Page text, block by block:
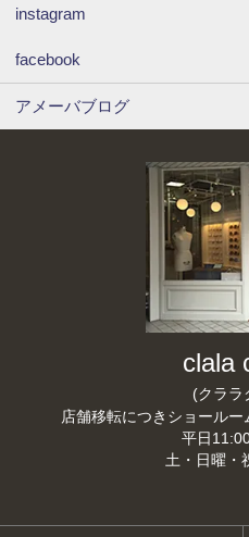
instagram
facebook
アメーバブログ
clala
(クララ
店舗移転につきショールー
平日
土・日曜・